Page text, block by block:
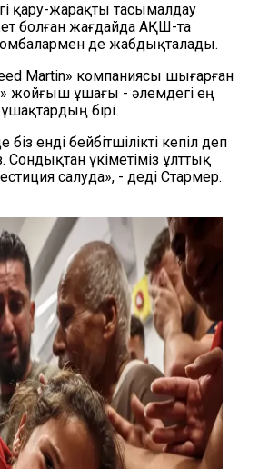
қару-жарақты тасымалдау
болған жағдайда АҚШ-та
де жабдықталады.
Martin» компаниясы шығарған
жойғыш ұшағы - әлемдегі ең
бірі.
біз енді бейбітшілікті кепіл деп
үкіметіміз ұлттық
салуда», - деді Стармер.